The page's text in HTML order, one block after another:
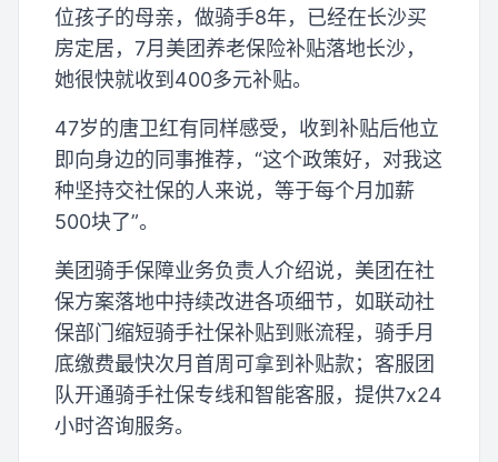
位孩子的母亲，做骑手8年，已经在长沙买
房定居，7月美团养老保险补贴落地长沙，
她很快就收到400多元补贴。
47岁的唐卫红有同样感受，收到补贴后他立
即向身边的同事推荐，“这个政策好，对我这
种坚持交社保的人来说，等于每个月加薪
500块了”。
美团骑手保障业务负责人介绍说，美团在社
保方案落地中持续改进各项细节，如联动社
保部门缩短骑手社保补贴到账流程，骑手月
底缴费最快次月首周可拿到补贴款；客服团
队开通骑手社保专线和智能客服，提供7x24
小时咨询服务。